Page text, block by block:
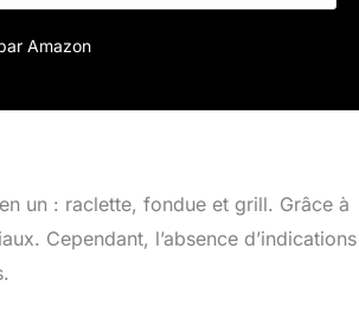
Amazon
un : raclette, fondue et grill. Grâce à
Cependant, l’absence d’indications